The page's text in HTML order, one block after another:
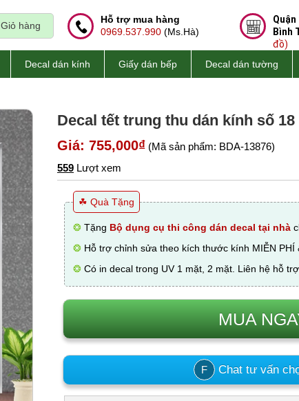
Giỏ hàng
Hỗ trợ mua hàng
0969.537.990 (Ms.Hà)
Quận
Bình
đồ)
Decal dán kính Giấy dán bếp Decal dán tường
Decal tết trung thu dán kính số 18
Giá: 755,000₫ (Mã sản phẩm: BDA-13876)
559 Lượt xem
☘ Quà Tặng
❂ Tặng Bộ dụng cụ thi công dán decal tại nhà
❂ Hỗ trợ chỉnh sửa theo kích thước kính MIỄN PHÍ
❂ Có in decal trong UV 1 mặt, 2 mặt. Liên hệ hỗ
MUA
F Chat tư vấn